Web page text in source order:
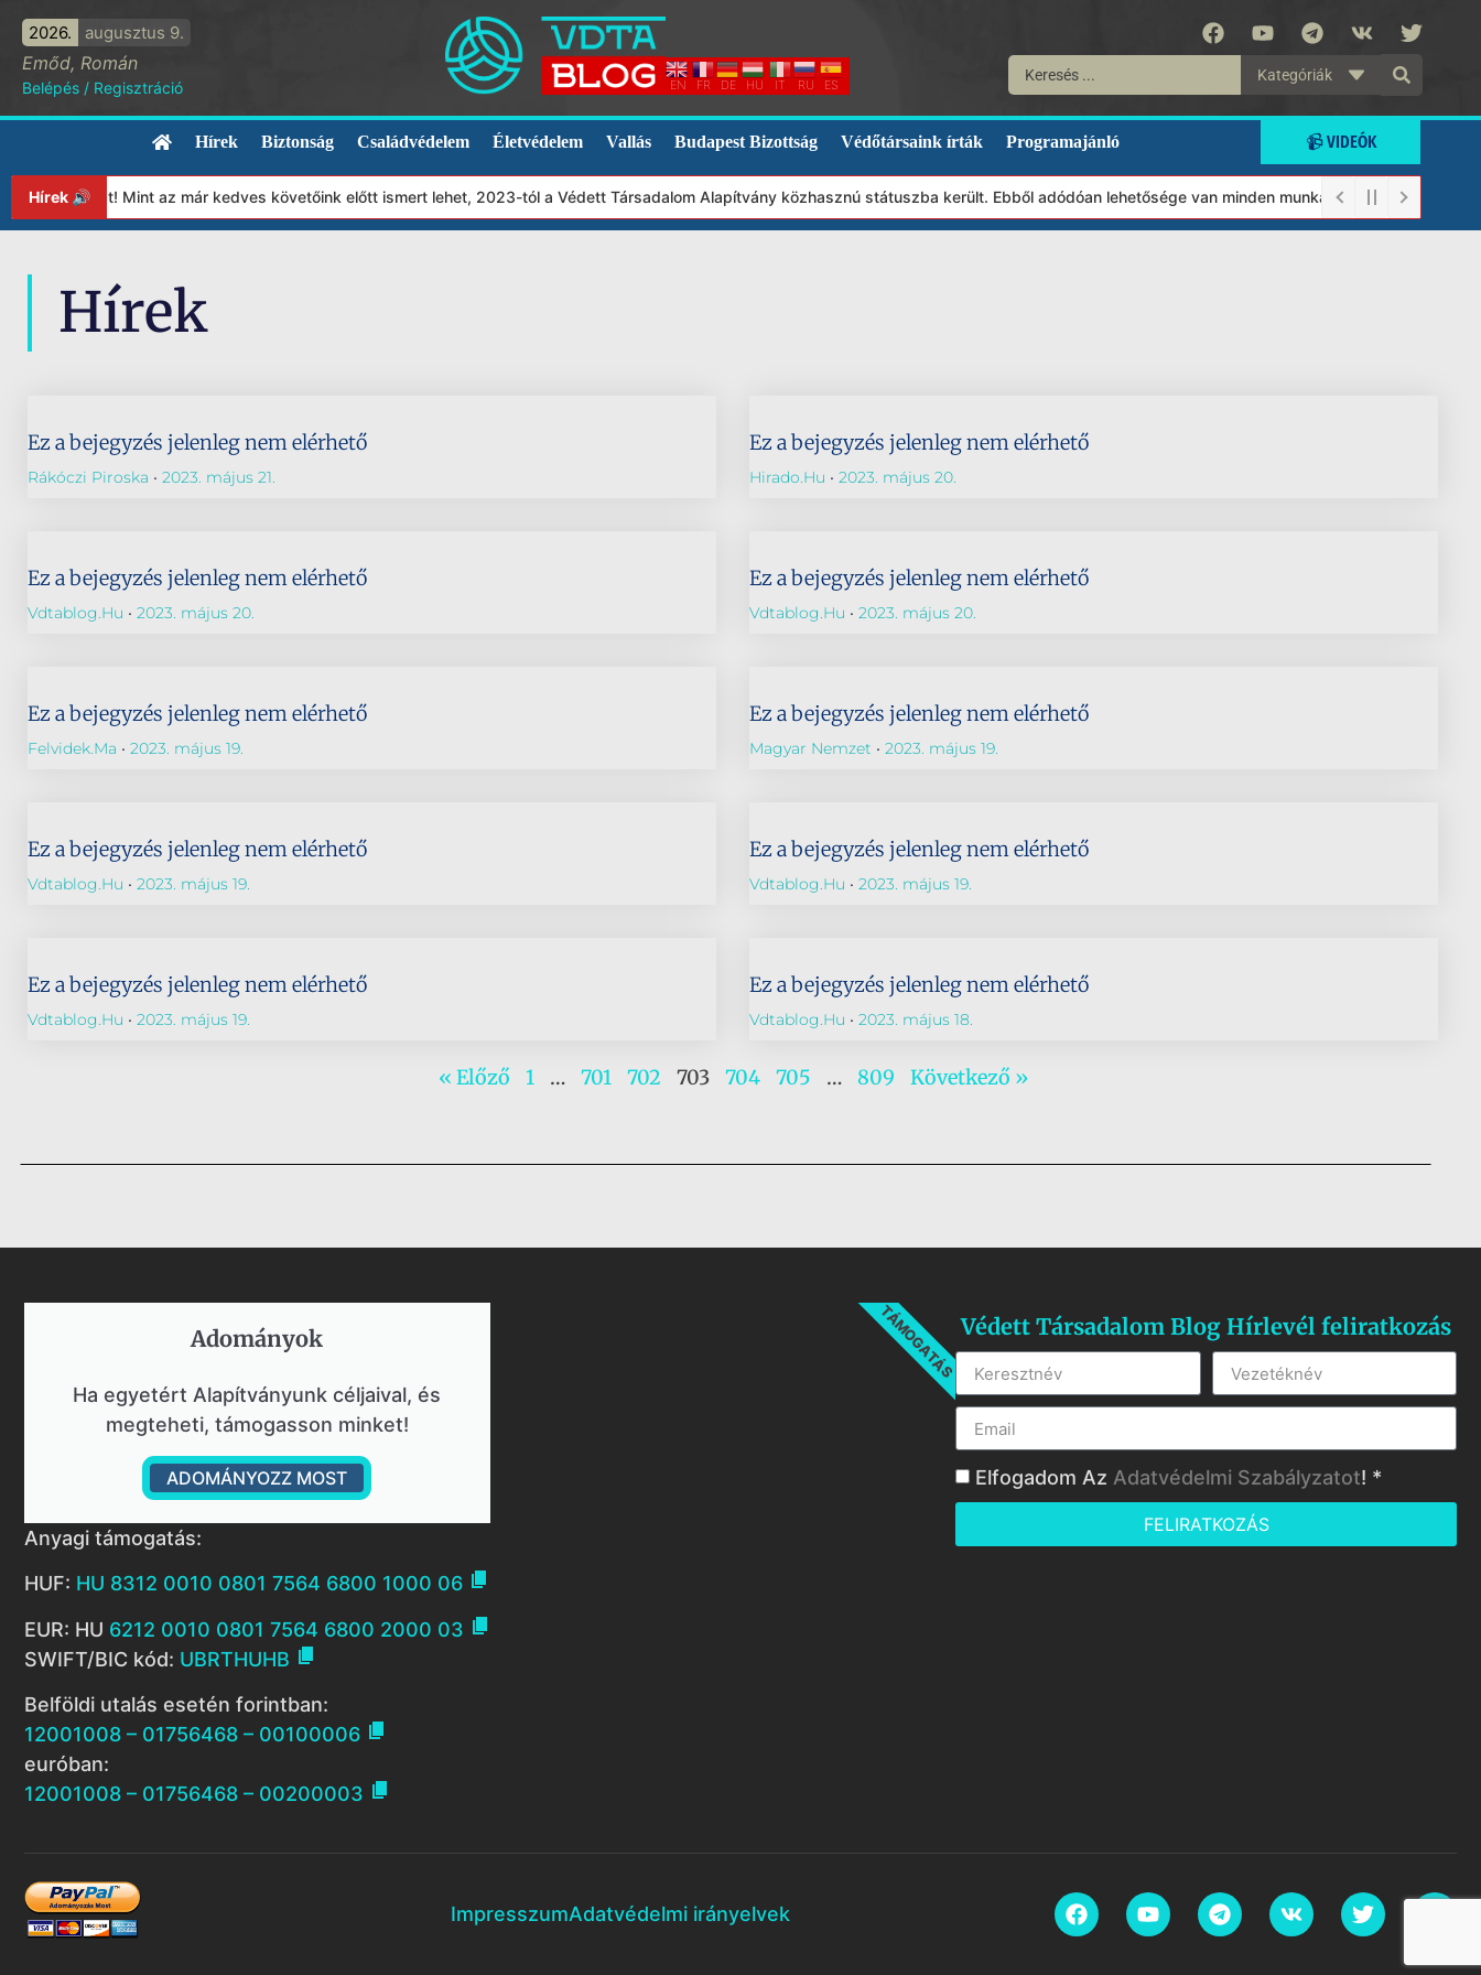
2026. augusztus 9.
Emőd, Román
Belépés / Regisztráció EN FR DE HU IT RU ES
Kategóriák
Hírek Biztonság Családvédelem Életvédelem Vallás Budapest Bizottság Védőtársaink írták Programajánló 📹 VIDEÓK
Hírek 🔊 Mint az már kedves követőink előtt ismert lehet, 2023-tól a Védett Társadalom Alapítvány közhasznú státuszba került. Ebből adódóan lehetősége van minden munkánkat segíteni
Hírek
Ez a bejegyzés jelenleg nem elérhető
Rákóczi Piroska 2023. május 21.
Ez a bejegyzés jelenleg nem elérhető
Hirado.hu 2023. május 20.
Ez a bejegyzés jelenleg nem elérhető
Vdtablog.hu 2023. május 20.
Ez a bejegyzés jelenleg nem elérhető
Vdtablog.hu 2023. május 20.
Ez a bejegyzés jelenleg nem elérhető
Felvidek.ma 2023. május 19.
Ez a bejegyzés jelenleg nem elérhető
Magyar Nemzet 2023. május 19.
Ez a bejegyzés jelenleg nem elérhető
Vdtablog.hu 2023. május 19.
Ez a bejegyzés jelenleg nem elérhető
Vdtablog.hu 2023. május 19.
Ez a bejegyzés jelenleg nem elérhető
Vdtablog.hu 2023. május 19.
Ez a bejegyzés jelenleg nem elérhető
Vdtablog.hu 2023. május 18.
« Előző 1 … 701 702 703 704 705 … 809 Következő »
Adományok​
Ha egyetért Alapítványunk céljaival, és
megteheti, támogasson minket!
ADOMÁNYOZZ MOST
TÁMOGATÁS
Anyagi támogatás:
HUF: HU 8312 0010 0801 7564 6800 1000 06 
EUR: HU 6212 0010 0801 7564 6800 2000 03 
SWIFT/BIC kód: UBRTHUHB 
Belföldi utalás esetén forintban:
12001008 – 01756468 – 00100006 
euróban:
12001008 – 01756468 – 00200003 
Védett Társadalom Blog Hírlevél feliratkozás
Elfogadom Az Adatvédelmi Szabályzatot! *
FELIRATKOZÁS
ImpresszumAdatvédelmi irányelvek